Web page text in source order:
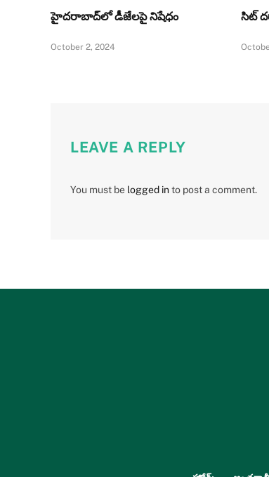
హైదరాబాద్‌లో డీజేలపై నిషేధం
October 2, 2024
సిట్‌
LEAVE A REPLY
You must be logged into post a comment.